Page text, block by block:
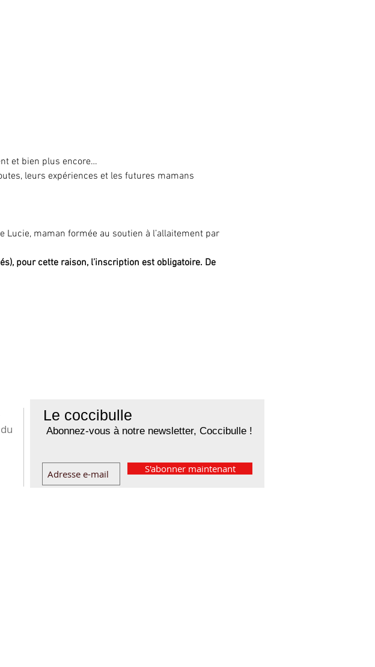
et bien plus encore…
leurs expériences et les futures mamans
Lucie, maman formée au soutien à l’allaitement par
pour cette raison, l’inscription est obligatoire. De
Le coccibulle
Abonnez-vous à notre newsletter, Coccibulle !
S'abonner maintenant